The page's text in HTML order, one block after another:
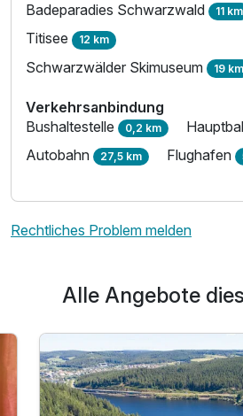
Badeparadies Schwarzwald 11 km
Titisee 12 km
Schwarzwälder Skimuseum 19 km
Verkehrsanbindung
Bushaltestelle 0,2 km
Autobahn 27,5 km Flughafen
Rechtliches Problem melden
Alle Angebote